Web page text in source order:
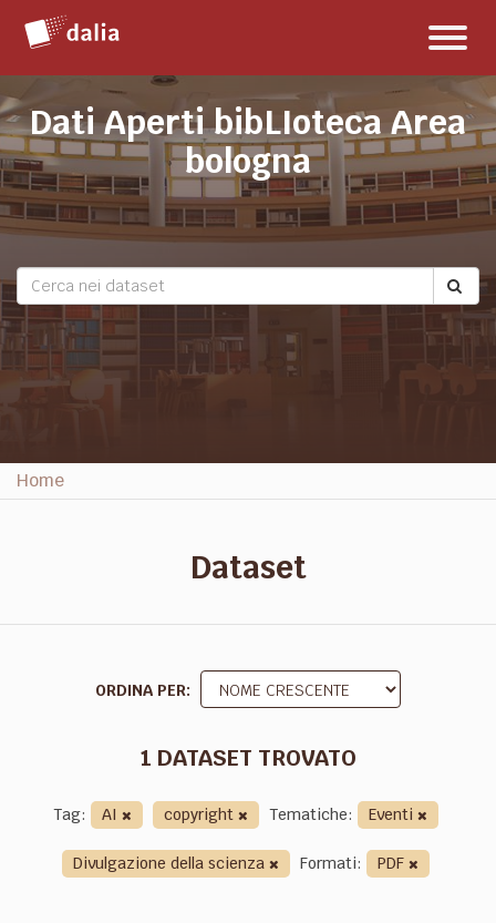
contenuto
Dati Aperti bibLIoteca Area
bologna
Home
Dataset
ORDINA PER
1 DATASET TROVATO
Tag: AI copyright Tematiche:
Eventi
Divulgazione della scienza
Formati: PDF